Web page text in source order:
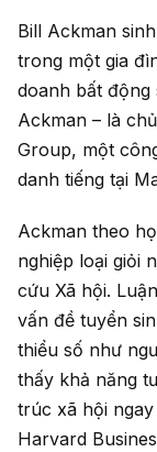
Bill Ackman
trong một gia
doanh bất động
Ackman – là
Group, một
danh tiếng tại
Ackman theo
nghiệp loại giỏi
cứu Xã hội.
vấn đề tuyển
thiểu số như
thấy khả năng
trúc xã hội
Harvard